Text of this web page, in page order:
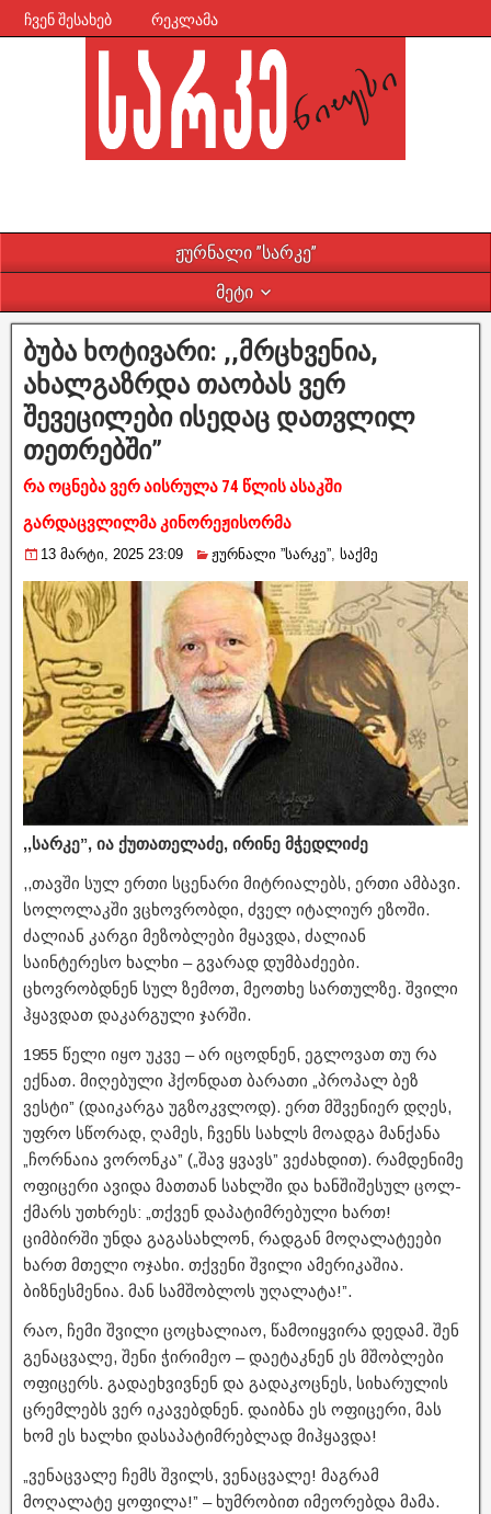
ჩვენ შესახებ რეკლამა
ჟურნალი ”სარკე”
მეტი
ბუბა ხოტივარი: ,,მრცხვენია,
ახალგაზრდა თაობას ვერ
შევეცილები ისედაც დათვლილ
თეთრებში”
რა ოცნება ვერ აისრულა 74 წლის ასაკში
გარდაცვლილმა კინორეჟისორმა
13 მარტი, 2025 23:09 ჟურნალი ”სარკე”, საქმე
,,სარკე”, ია ქუთათელაძე, ირინე მჭედლიძე
,,თავში სულ ერთი სცენარი მიტრიალებს, ერთი ამბავი.
სოლოლაკში ვცხოვრობდი, ძველ იტალიურ ეზოში.
ძალიან კარგი მეზობლები მყავდა, ძალიან
საინტერესო ხალხი – გვარად დუმბაძეები.
ცხოვრობდნენ სულ ზემოთ, მეოთხე სართულზე. შვილი
ჰყავდათ დაკარგული ჯარში.
1955 წელი იყო უკვე – არ იცოდნენ, ეგლოვათ თუ რა
ექნათ. მიღებული ჰქონდათ ბარათი „პროპალ ბეზ
ვესტი” (დაიკარგა უგზოკვლოდ). ერთ მშვენიერ დღეს,
უფრო სწორად, ღამეს, ჩვენს სახლს მოადგა მანქანა
„ჩორნაია ვორონკა” („შავ ყვავს” ვეძახდით). რამდენიმე
ოფიცერი ავიდა მათთან სახლში და ხანშიშესულ ცოლ-
ქმარს უთხრეს: „თქვენ დაპატიმრებული ხართ!
ციმბირში უნდა გაგასახლონ, რადგან მოღალატეები
ხართ მთელი ოჯახი. თქვენი შვილი ამერიკაშია.
ბიზნესმენია. მან სამშობლოს უღალატა!”.
რაო, ჩემი შვილი ცოცხალიაო, წამოიყვირა დედამ. შენ
გენაცვალე, შენი ჭირიმეო – დაეტაკნენ ეს მშობლები
ოფიცერს. გადაეხვივნენ და გადაკოცნეს, სიხარულის
ცრემლებს ვერ იკავებდნენ. დაიბნა ეს ოფიცერი, მას
ხომ ეს ხალხი დასაპატიმრებლად მიჰყავდა!
„ვენაცვალე ჩემს შვილს, ვენაცვალე! მაგრამ
მოღალატე ყოფილა!” – ხუმრობით იმეორებდა მამა.